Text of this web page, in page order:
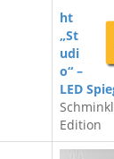
ht
„St
udi
o“ –
LED
Edition